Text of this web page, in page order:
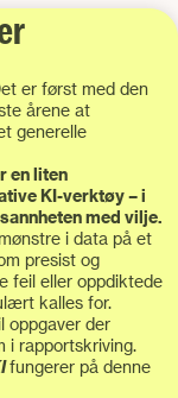
er først med den
årene at
generelle
en liten
KI-verktøy – i
med vilje.
i data på et
presist og
feil eller oppdiktede
kalles for.
oppgaver der
i rapportskriving.
fungerer på denne